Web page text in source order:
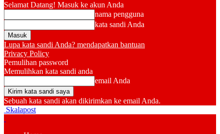
Selamat Datang! Masuk ke akun Anda
nama pengguna
kata sandi Anda
Lupa kata sandi Anda? mendapatkan bantuan
Privacy Policy
Pemulihan password
Memulihkan kata sandi anda
email Anda
Sebuah kata sandi akan dikirimkan ke email Anda.
Skalapost